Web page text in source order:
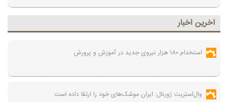
آخرين اخبار
استخدام ۱۸۰ هزار نیروی جدید در آموزش‌ و پرورش
وال‌استریت ژورنال: ایران موشک‌های خود را ارتقا داده است